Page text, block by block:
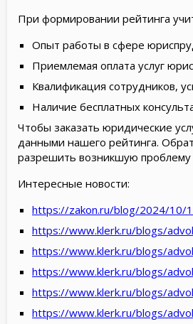
При формировании рейтинга
Опыт работы в сфере
Приемлемая оплата услуг
Квалификация сотрудников,
Наличие бесплатных
Чтобы заказать юридические
данными нашего рейтинга.
разрешить возникшую проблему
Интересные новости:
https://zakon.ru/blog/2024/10/
https://www.klerk.ru/blogs/
https://www.klerk.ru/blogs/
https://www.klerk.ru/blogs/
https://www.klerk.ru/blogs/
https://www.klerk.ru/blogs/